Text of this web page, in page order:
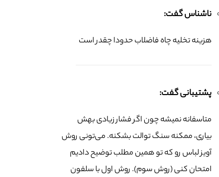
ناشناس گفت:
هزینه تخلیه چاه فاضلاب حدودا چقدر است
پشتیبانی گفت:
متاسفانه نمیشه چون اگر فشار زیادی بهش
بیاری، ممکنه سنگ توالت بشکنه. می‌تونی روش
آویز لباس رو که تو همین مطلب توضیح دادیم
امتحان کنی (روش سوم). روش اول با سلفون